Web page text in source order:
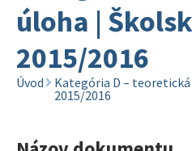
úloha |
2015/2016
Úvod
Kategória D –
2015/2016